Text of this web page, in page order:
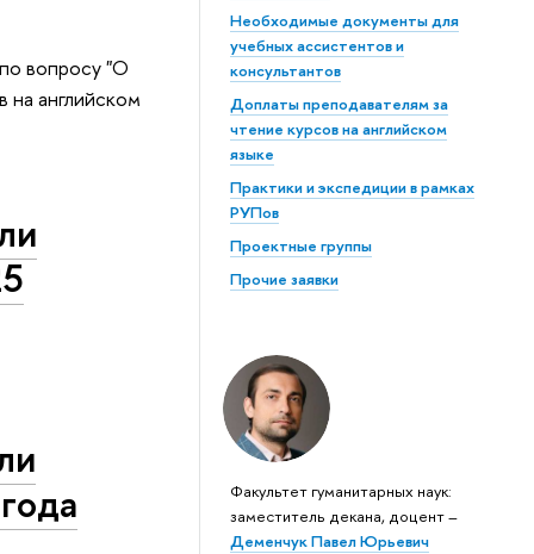
Необходимые документы для
учебных ассистентов и
консультантов
Доплаты преподавателям за
чтение курсов на английском
языке
Практики и экспедиции в рамках
РУПов
Проектные группы
Прочие заявки
Факультет гуманитарных наук:
заместитель декана, доцент –
Деменчук Павел Юрьевич
вопросу "О
английском